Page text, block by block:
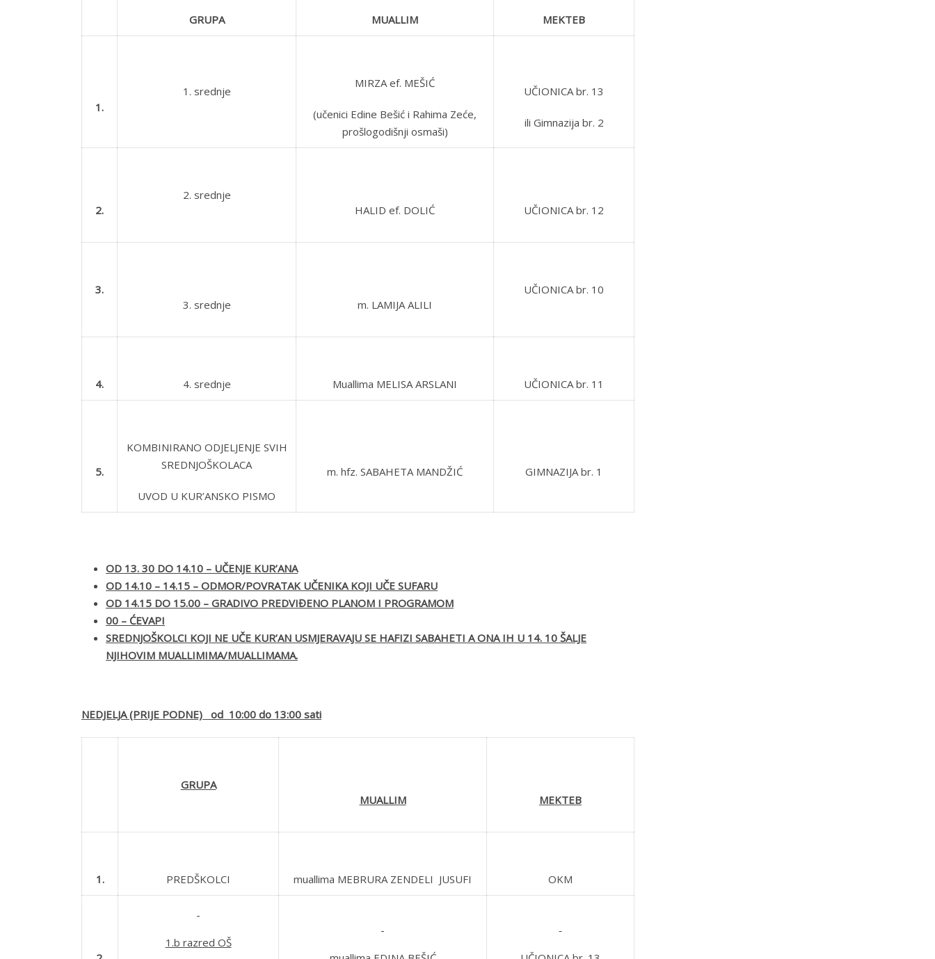
GRUPA MUALLIM MEKTEB
1.
1. srednje
MIRZA ef. MEŠIĆ
(učenici Edine Bešić i Rahima Zeće,
prošlogodišnji osmaši)
UČIONICA br. 13
ili Gimnazija br. 2
2.
2. srednje
HALID ef. DOLIĆ
UČIONICA br. 12
3.
3. srednje
m. LAMIJA ALILI
UČIONICA br. 10
4. 4. srednje Muallima MELISA ARSLANI UČIONICA br. 11
5.
KOMBINIRANO ODJELJENJE SVIH
SREDNJOŠKOLACA
UVOD U KUR’ANSKO PISMO
m. hfz. SABAHETA MANDŽIĆ GIMNAZIJA br. 1
OD 13. 30 DO 14.10 – UČENJE KUR’ANA
OD 14.10 – 14.15 – ODMOR/POVRATAK UČENIKA KOJI UČE SUFARU
OD 14.15 DO 15.00 – GRADIVO PREDVIĐENO PLANOM I PROGRAMOM
00 – ĆEVAPI
SREDNJOŠKOLCI KOJI NE UČE KUR’AN USMJERAVAJU SE HAFIZI SABAHETI A ONA IH U 14. 10 ŠALJE
NJIHOVIM MUALLIMIMA/MUALLIMAMA.
NEDJELJA (PRIJE PODNE) od 10:00 do 13:00 sati
GRUPA
MUALLIM
MEKTEB
1. PREDŠKOLCI muallima MEBRURA ZENDELI JUSUFI OKM
1.b razred OŠ